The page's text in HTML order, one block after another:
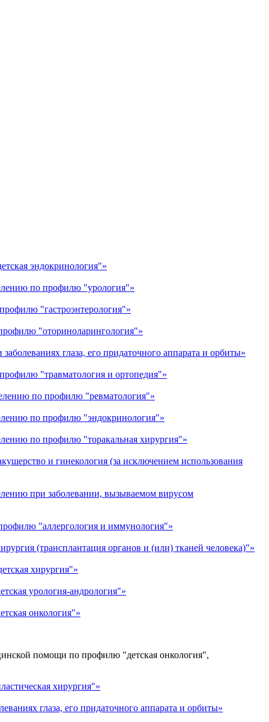
эндокринология"»
по профилю "урология"»
"гастроэнтерология"»
"оториноларингология"»
глаза, его придаточного аппарата и орбиты»
"травматология и ортопедия"»
по профилю "ревматология"»
по профилю "эндокринология"»
по профилю "торакальная хирургия"»
и гинекология (за исключением использования
при заболевании, вызываемом вирусом
"аллергология и иммунология"»
(трансплантация органов и (или) тканей человека)"»
хирургия"»
урология-андрология"»
онкология"»
помощи по профилю "детская онкология",
хирургия"»
глаза, его придаточного аппарата и орбиты»